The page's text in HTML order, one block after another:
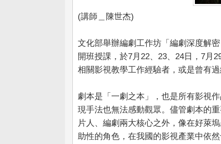
(講師＿陳世杰)
文化部舉辦編劇工作坊「編劇深度解
開班授課，於7月22、23、24日，7月
相關影視教學工作經驗者，或是曾有過
劇本是「一劇之本」，也是所有影視
現手法也無法感動觀眾。儘管劇本的
片人、編劇兩大核心之外，像在好萊
助性的角色，在我國的影視產業中依